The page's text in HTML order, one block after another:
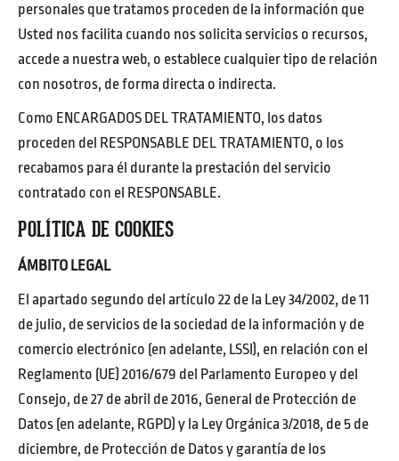
personales que tratamos proceden de la información que
Usted nos facilita cuando nos solicita servicios o recursos,
accede a nuestra web, o establece cualquier tipo de relación
con nosotros, de forma directa o indirecta.
Como ENCARGADOS DEL TRATAMIENTO, los datos
proceden del RESPONSABLE DEL TRATAMIENTO, o los
recabamos para él durante la prestación del servicio
contratado con el RESPONSABLE.
POLÍTICA DE COOKIES
ÁMBITO LEGAL
El apartado segundo del artículo 22 de la Ley 34/2002, de 11
de julio, de servicios de la sociedad de la información y de
comercio electrónico (en adelante, LSSI), en relación con el
Reglamento (UE) 2016/679 del Parlamento Europeo y del
Consejo, de 27 de abril de 2016, General de Protección de
Datos (en adelante, RGPD) y la Ley Orgánica 3/2018, de 5 de
diciembre, de Protección de Datos y garantía de los